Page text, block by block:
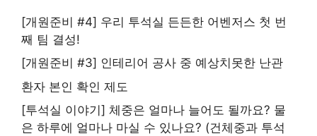
[개원준비 #4] 우리 투석실 든든한 어벤저스 첫 번
째 팀 결성!
[개원준비 #3] 인테리어 공사 중 예상치못한 난관
환자 본인 확인 제도
[투석실 이야기] 체중은 얼마나 늘어도 될까요? 물
은 하루에 얼마나 마실 수 있나요? (건체중과 투석